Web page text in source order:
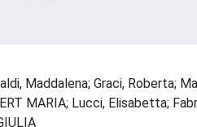
Maddalena; Graci, Roberta;
MARIA; Lucci, Elisabetta;